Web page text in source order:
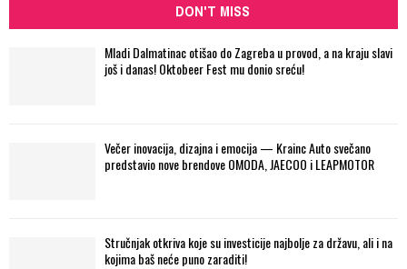
DON'T MISS
Mladi Dalmatinac otišao do Zagreba u provod, a na kraju slavi
još i danas! Oktobeer Fest mu donio sreću!
Večer inovacija, dizajna i emocija — Krainc Auto svečano
predstavio nove brendove OMODA, JAECOO i LEAPMOTOR
Stručnjak otkriva koje su investicije najbolje za državu, ali i na
kojima baš neće puno zaraditi!